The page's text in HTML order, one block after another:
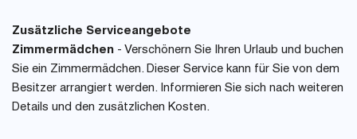
Zusätzliche Serviceangebote
Zimmermädchen - Verschönern Sie Ihren Urlaub und buchen
Sie ein Zimmermädchen. Dieser Service kann für Sie von dem
Besitzer arrangiert werden. Informieren Sie sich nach weiteren
Details und den zusätzlichen Kosten.